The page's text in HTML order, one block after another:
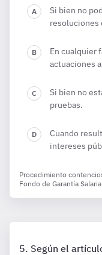
Si bien no
resoluciones
En cualquier
actuaciones
Si bien no
pruebas.
Cuando
intereses
Procedimiento
Fondo de Garantía
Según el